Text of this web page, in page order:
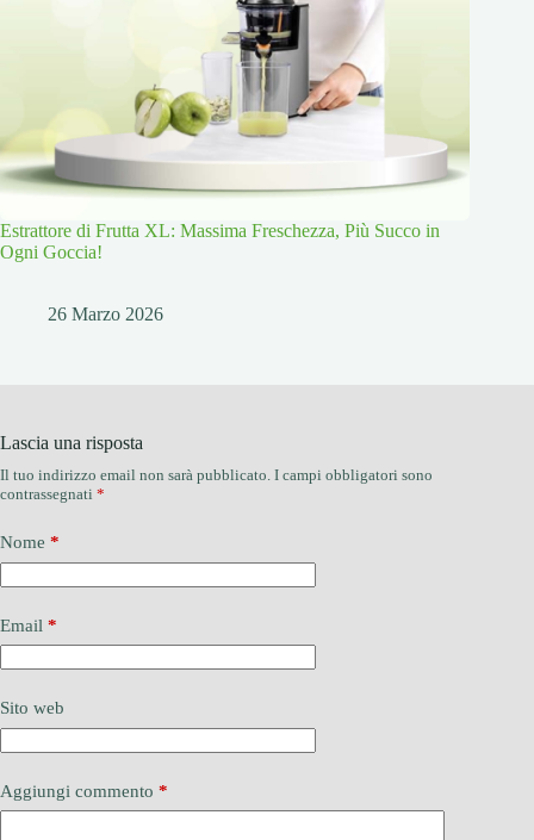
Estrattore di Frutta XL: Massima Freschezza, Più Succo in
Ogni Goccia!
26 Marzo 2026
Lascia una risposta
Il tuo indirizzo email non sarà pubblicato. I campi obbligatori sono
contrassegnati *
Nome *
Email *
Sito web
Aggiungi commento *